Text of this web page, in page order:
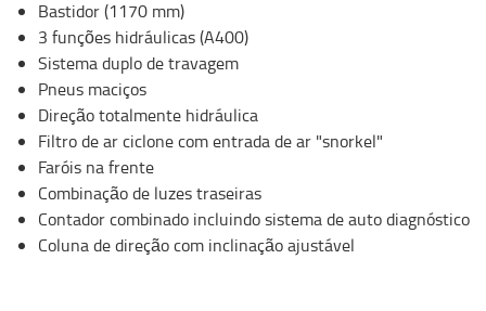
Bastidor (1170 mm)
3 funções hidráulicas (A400)
Sistema duplo de travagem
Pneus maciços
Direção totalmente hidráulica
Filtro de ar ciclone com entrada de ar "snorkel"
Faróis na frente
Combinação de luzes traseiras
Contador combinado incluindo sistema de auto diagnóstico
Coluna de direção com inclinação ajustável